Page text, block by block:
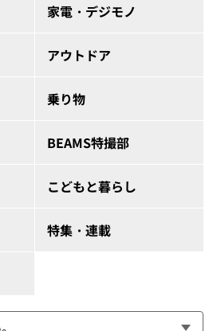
家電・デジモノ
アウトドア
乗り物
BEAMS特撮部
こどもと暮らし
特集・連載